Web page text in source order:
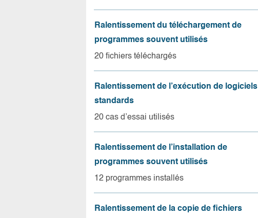
Ralentissement du téléchargement de
programmes souvent utilisés
20 fichiers téléchargés
Ralentissement de l’exécution de logiciels
standards
20 cas d’essai utilisés
Ralentissement de l’installation de
programmes souvent utilisés
12 programmes installés
Ralentissement de la copie de fichiers